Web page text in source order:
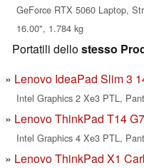
GeForce RTX 5060 Laptop,
16.00", 1.784 kg
Portatili dellostesso
Lenovo IdeaPad Slim 3
Intel Graphics 2 Xe3 PTL,
Lenovo ThinkPad T14
Intel Graphics 4 Xe3 PTL,
Lenovo ThinkPad X1